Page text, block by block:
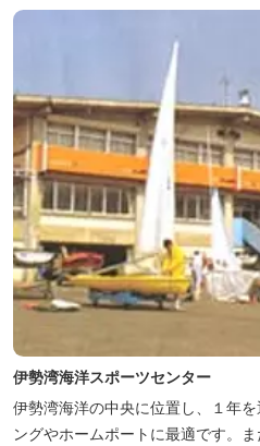
伊勢湾海洋スポーツセンター
伊勢湾海洋の中央に位置し、１年
ングやホームポートに最適です。